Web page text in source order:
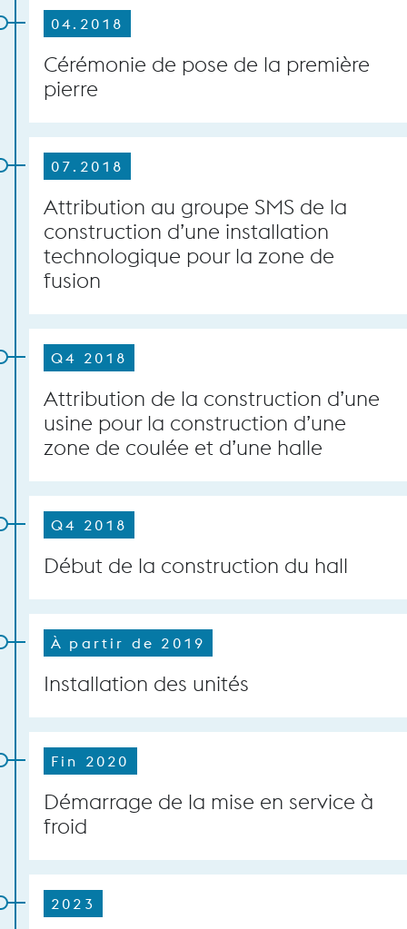
04.2018
Cérémonie de pose de la première
pierre
07.2018
Attribution au groupe SMS de la
construction d’une installation
technologique pour la zone de
fusion
Q4 2018
Attribution de la construction d’une
usine pour la construction d’une
zone de coulée et d’une halle
Q4 2018
Début de la construction du hall
À partir de 2019
Installation des unités
Fin 2020
Démarrage de la mise en service à
froid
2023